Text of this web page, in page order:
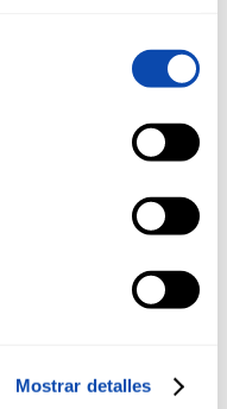
Mostrar detalles
LATA 50CL